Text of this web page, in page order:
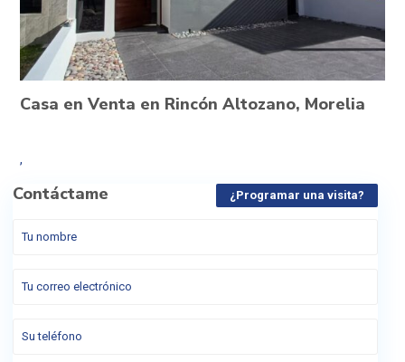
Casa en Venta en Rincón Altozano, Morelia
,
Contáctame ¿Programar una visita?